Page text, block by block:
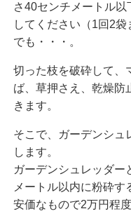
さ40センチメートル
してください（1回2袋
でも・・・。
切った枝を破砕して、
ば、草押さえ、乾燥防
きます。
そこで、ガーデンシュ
します。
ガーデンシュレッダー
メートル以内に粉砕
安価なもので2万円程